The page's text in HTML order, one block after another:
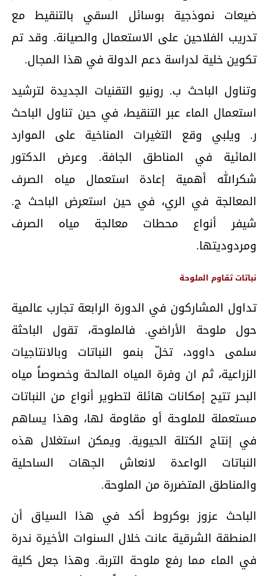
ضيعات نموذجية بوسائل السقي بالتنقيط مع
تدريب الفلاحين على الاستعمال والصيانة. وقد تم
تكوين خلية لدراسة دعم الدولة في هذا المجال.
وتناول الباحث ب. رونيو التقنيات الجديدة لترشيد
استعمال الماء عبر التنقيط، في حين تناول الباحث
ر. ويلبي وقع التغيرات المناخية على الموارد
المائية في المناطق الجافة. وعرض الدكتور
شكرالله أهمية إعادة استعمال مياه الصرف
المعالجة في الري، في حين استعرض الباحث ج.
شيفر أنواع محطات معالجة مياه الصرف
ومردوديتها.
نباتات تقاوم الملوحة
تداول المشاركون في الدورة الرابعة تجارب عالمية
حول ملوحة الأراضي. فالملوحة، تقول الباحثة
سلمى داوود، تخلّ بنمو النباتات وبالانتاجيات
الزراعية، ثم ان وفرة المياه المالحة وخصوصاً مياه
البحر تتيح إمكانات هائلة لتطوير أنواع من النباتات
مستعملة للملوحة أو مقاومة لها، وهذا يساهم
في إنتاج الكتلة الحيوية. ويمكن استغلال هذه
النباتات الواعدة لانعاش الجهات الساحلية
والمناطق المتضررة من الملوحة.
الباحث عزوز بوكروط أكد في هذا السياق أن
المنطقة الشرقية عانت خلال السنوات الأخيرة ندرة
في الماء مما رفع ملوحة التربة. وهذا جعل كلية